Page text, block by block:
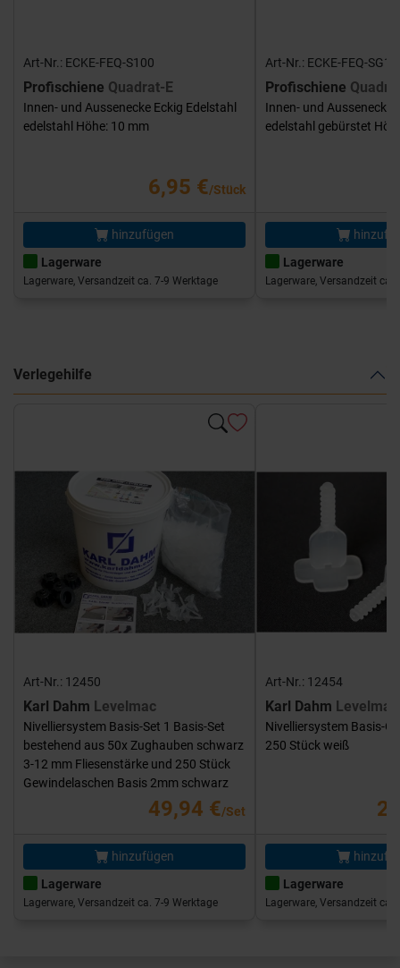
Art-Nr.: ECKE-FEQ-S100
Profischiene Quadrat-E
Innen- und Aussenecke Eckig Edelstahl
edelstahl Höhe: 10 mm
6,95 €/Stück
hinzufügen
Lagerware
Lagerware, Versandzeit ca. 7-9 Werktage
Art-Nr.: ECKE-FEQ-
Profischiene
Innen- und Aussenecke
edelstahl gebürstet
Lagerware
Lagerware, Versandzeit ca.
Verlegehilfe
Art-Nr.: 12450
Karl Dahm Levelmac
Nivelliersystem Basis-Set 1 Basis-Set
bestehend aus 50x Zughauben schwarz
3-12 mm Fliesenstärke und 250 Stück
Gewindelaschen Basis 2mm schwarz
49,94 €/Set
hinzufügen
Lagerware
Lagerware, Versandzeit ca. 7-9 Werktage
Art-Nr.: 12454
Karl Dahm Levelmac
Nivelliersystem Basis-
250 Stück weiß
Lagerware
Lagerware, Versandzeit ca.